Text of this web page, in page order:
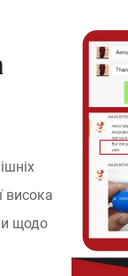
висока
щодо